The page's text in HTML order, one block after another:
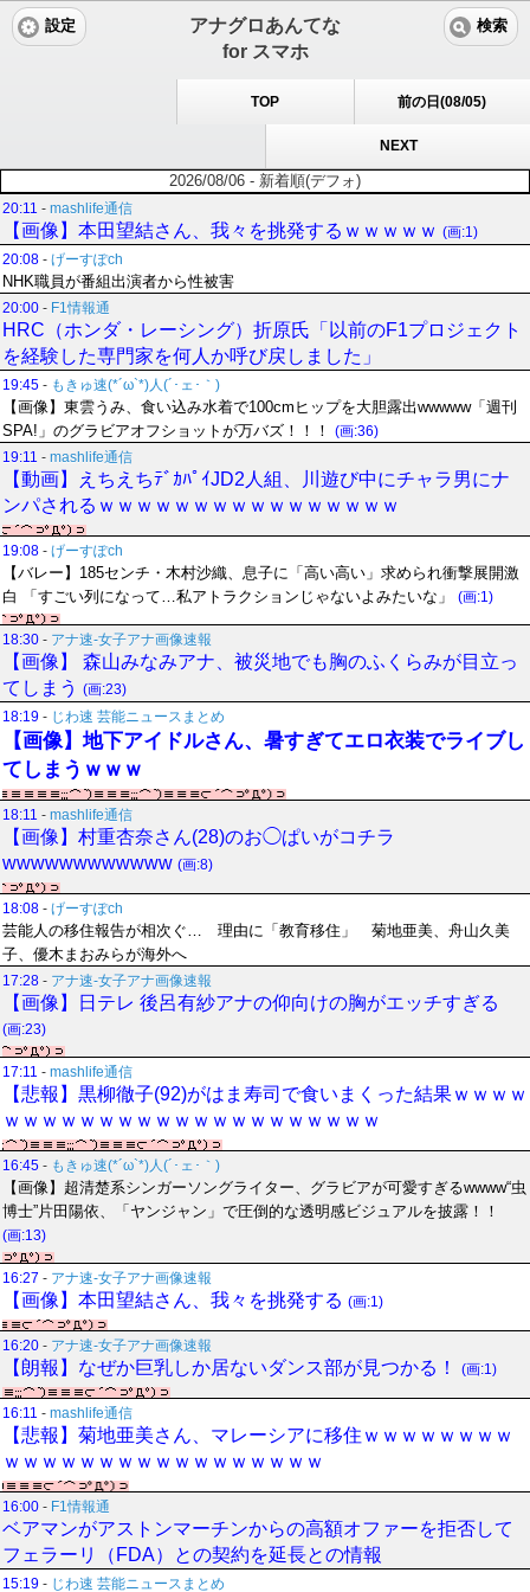
アナグロあんてな
for スマホ
設定 検索
TOP 前の日(08/05)
NEXT
2026/08/06 - 新着順(デフォ)
20:11 - mashlife通信
【画像】本田望結さん、我々を挑発するｗｗｗｗｗ (画:1)
20:08 - げーすぽch
NHK職員が番組出演者から性被害
20:00 - F1情報通
HRC（ホンダ・レーシング）折原氏「以前のF1プロジェクト
を経験した専門家を何人か呼び戻しました」
19:45 - もきゅ速(*´ω`*)人(´･ェ･｀)
【画像】東雲うみ、食い込み水着で100cmヒップを大胆露出wwwww「週刊
SPA!」のグラビアオフショットが万バズ！！！
(画:36)
19:11 - mashlife通信
【動画】えちえちﾃﾞｶﾊﾟｲJD2人組、川遊び中にチャラ男にナ
ンパされるｗｗｗｗｗｗｗｗｗｗｗｗｗｗｗｗ
19:08 - げーすぽch
【バレー】185センチ・木村沙織、息子に「高い高い」求められ衝撃展開激
白 「すごい列になって…私アトラクションじゃないよみたいな」
(画:1)
18:30 - アナ速‐女子アナ画像速報
【画像】 森山みなみアナ、被災地でも胸のふくらみが目立っ
てしまう (画:23)
18:19 - じわ速 芸能ニュースまとめ
【画像】地下アイドルさん、暑すぎてエロ衣装でライブし
てしまうｗｗｗ
18:11 - mashlife通信
【画像】村重杏奈さん(28)のお◯ぱいがコチラ
wwwwwwwwwwww (画:8)
18:08 - げーすぽch
芸能人の移住報告が相次ぐ… 理由に「教育移住」 菊地亜美、舟山久美
子、優木まおみらが海外へ
17:28 - アナ速‐女子アナ画像速報
【画像】日テレ 後呂有紗アナの仰向けの胸がエッチすぎる
(画:23)
17:11 - mashlife通信
【悲報】黒柳徹子(92)がはま寿司で食いまくった結果ｗｗｗｗ
ｗｗｗｗｗｗｗｗｗｗｗｗｗｗｗｗｗｗｗｗ
16:45 - もきゅ速(*´ω`*)人(´･ェ･｀)
【画像】超清楚系シンガーソングライター、グラビアが可愛すぎるwwww“虫
博士”片田陽依、「ヤンジャン」で圧倒的な透明感ビジュアルを披露！！
(画:13)
16:27 - アナ速‐女子アナ画像速報
【画像】本田望結さん、我々を挑発する (画:1)
16:20 - アナ速‐女子アナ画像速報
【朗報】なぜか巨乳しか居ないダンス部が見つかる！ (画:1)
16:11 - mashlife通信
【悲報】菊地亜美さん、マレーシアに移住ｗｗｗｗｗｗｗｗ
ｗｗｗｗｗｗｗｗｗｗｗｗｗｗｗｗｗ
16:00 - F1情報通
ベアマンがアストンマーチンからの高額オファーを拒否して
フェラーリ（FDA）との契約を延長との情報
15:19 - じわ速 芸能ニュースまとめ